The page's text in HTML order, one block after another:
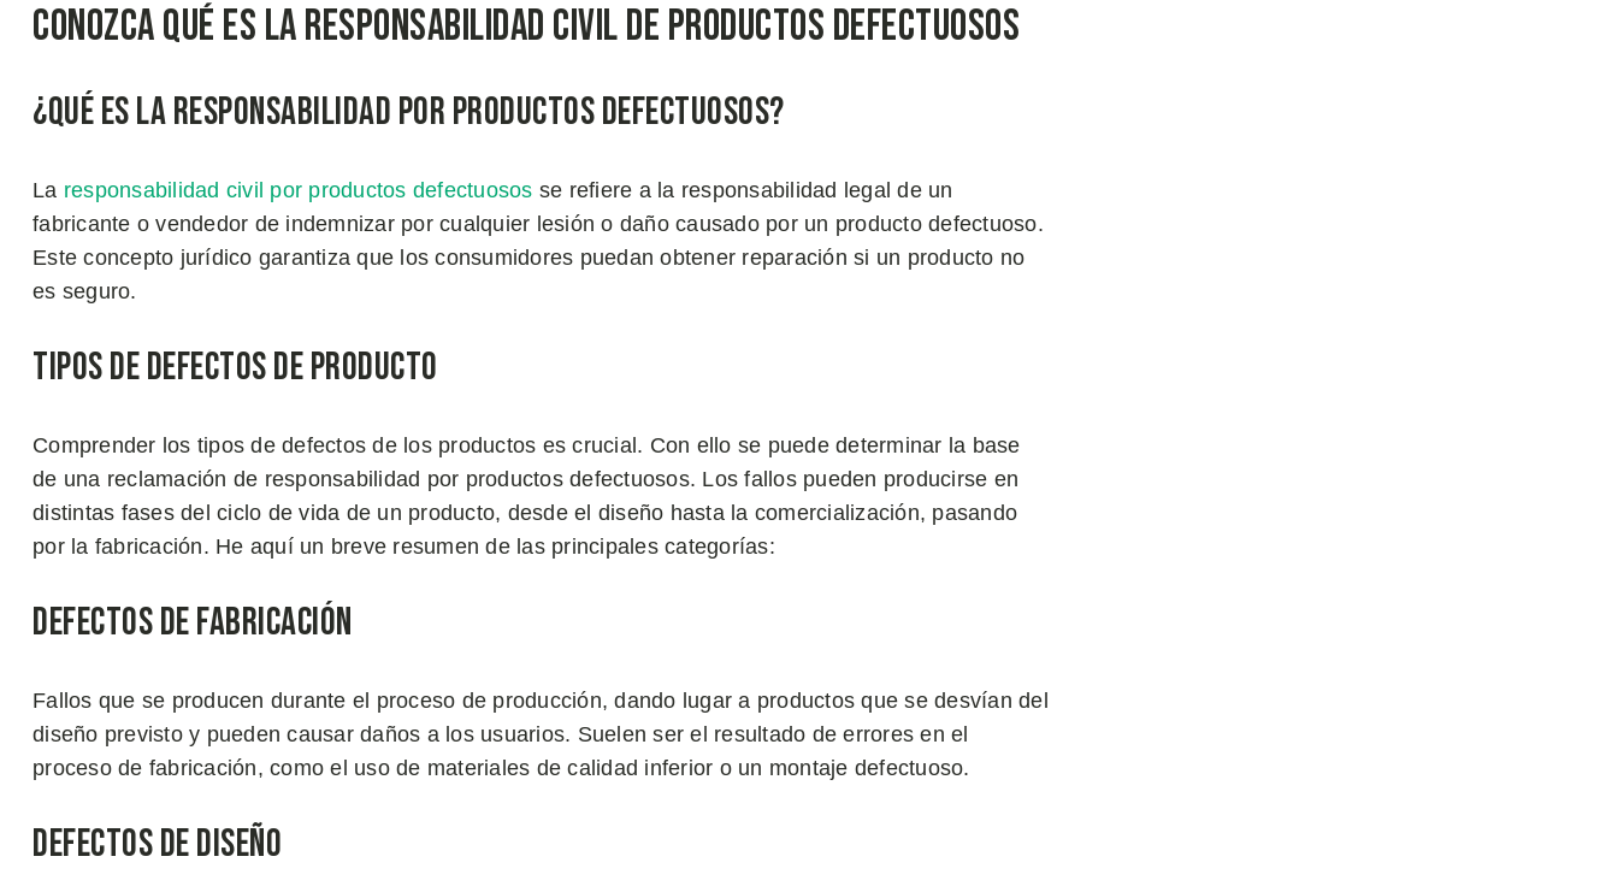
Conozca Qué es la Responsabilidad Civil de Productos Defectuosos
¿Qué es la Responsabilidad por Productos Defectuosos?
La responsabilidad civil por productos defectuosos se refiere a la responsabilidad legal de un
fabricante o vendedor de indemnizar por cualquier lesión o daño causado por un producto defectuoso.
Este concepto jurídico garantiza que los consumidores puedan obtener reparación si un producto no
es seguro.
Tipos de Defectos de Producto
Comprender los tipos de defectos de los productos es crucial. Con ello se puede determinar la base
de una reclamación de responsabilidad por productos defectuosos. Los fallos pueden producirse en
distintas fases del ciclo de vida de un producto, desde el diseño hasta la comercialización, pasando
por la fabricación. He aquí un breve resumen de las principales categorías:
Defectos de Fabricación
Fallos que se producen durante el proceso de producción, dando lugar a productos que se desvían del
diseño previsto y pueden causar daños a los usuarios. Suelen ser el resultado de errores en el
proceso de fabricación, como el uso de materiales de calidad inferior o un montaje defectuoso.
Defectos de Diseño